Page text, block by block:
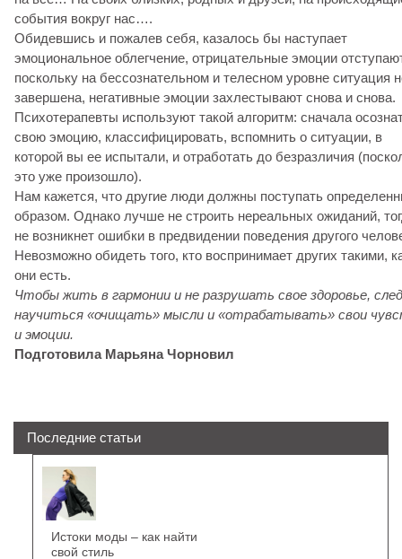
события вокруг нас….
Обидевшись и пожалев себя, казалось бы наступает
эмоциональное облегчение, отрицательные эмоции
поскольку на бессознательном и телесном уровне ситуация
завершена, негативные эмоции захлестывают снова и снова.
Психотерапевты используют такой алгоритм: сначала
свою эмоцию, классифицировать, вспомнить о ситуации, в
которой вы ее испытали, и отработать до безразличия
это уже произошло).
Нам кажется, что другие люди должны поступать
образом. Однако лучше не строить нереальных ожиданий,
не возникнет ошибки в предвидении поведения другого
Невозможно обидеть того, кто воспринимает других такими,
они есть.
Чтобы жить в гармонии и не разрушать свое здоровье,
научиться «очищать» мысли и «отрабатывать» свои
и эмоции.
Подготовила Марьяна Чорновил
Последние статьи
Истоки моды – как найти
свой стиль